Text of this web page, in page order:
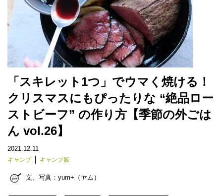
「スキレット1つ」でウマく焼ける！
クリスマスにもぴったりな “絶品ロー
ストビーフ” の作り方【季節の外ごは
ん vol.26】
2021.12.11
キャンプ キャンプ飯
文、写真： yum+（ヤム）